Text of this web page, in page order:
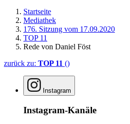
Startseite
Mediathek
176. Sitzung vom 17.09.2020
TOP 11
Rede von Daniel Föst
zurück zu: TOP 11 ()
Instagram
Instagram-Kanäle